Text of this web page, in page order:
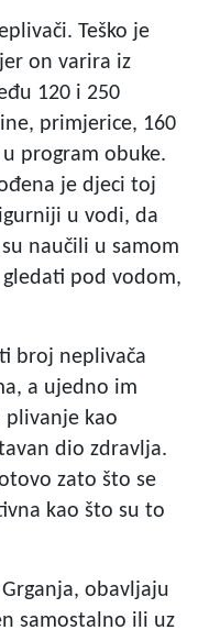
Teško je
on varira iz
120 i 250
primjerice, 160
program obuke.
je djeci toj
u vodi, da
naučili u samom
pod vodom,
broj neplivača
a ujedno im
kao
dio zdravlja.
zato što se
kao što su to
obavljaju
samostalno ili uz